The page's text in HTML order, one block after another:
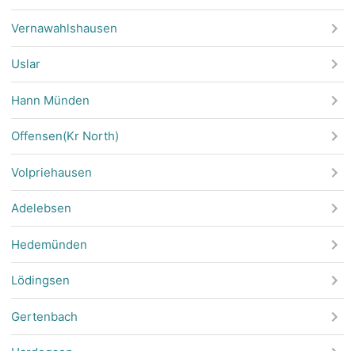
Vernawahlshausen
Uslar
Hann Münden
Offensen(Kr North)
Volpriehausen
Adelebsen
Hedemünden
Lödingsen
Gertenbach